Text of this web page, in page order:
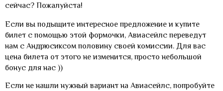
сейчас? Пожалуйста!
Если вы подыщите интересное предложение и купите
билет с помощью этой формочки, Авиасейлс переведут
нам с Андрюсиксом половину своей комиссии. Для вас
цена билета от этого не изменится, просто небольшой
бонус для нас ))
Если не нашли нужный вариант на Авиасейлс, попробуйте